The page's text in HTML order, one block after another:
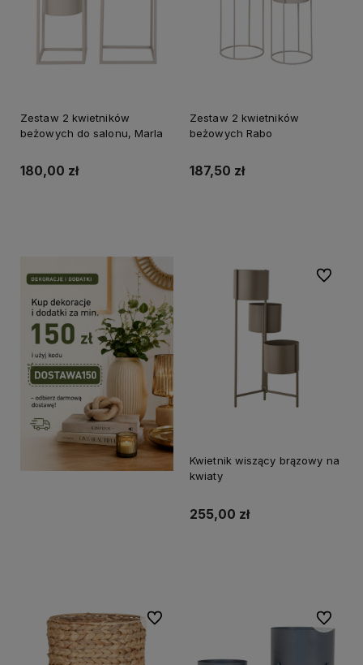
Zestaw 2 kwietników
beżowych do salonu, Marla
180,00 zł
Zestaw 2 kwietników
beżowych Rabo
187,50 zł
Kwietnik wiszący brązowy na
kwiaty
255,00 zł
Do
Do ulubionych Do